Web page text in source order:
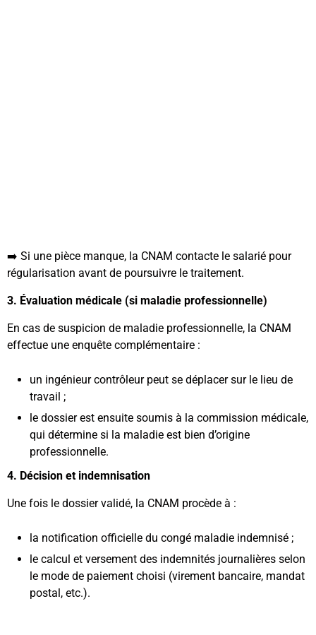
➡️ Si une pièce manque, la CNAM contacte le salarié pour
régularisation avant de poursuivre le traitement.
3️. Évaluation médicale (si maladie professionnelle)
En cas de suspicion de maladie professionnelle, la CNAM
effectue une enquête complémentaire :
un ingénieur contrôleur peut se déplacer sur le lieu de
travail ;
le dossier est ensuite soumis à la commission médicale,
qui détermine si la maladie est bien d’origine
professionnelle.
4️. Décision et indemnisation
Une fois le dossier validé, la CNAM procède à :
la notification officielle du congé maladie indemnisé ;
le calcul et versement des indemnités journalières selon
le mode de paiement choisi (virement bancaire, mandat
postal, etc.).